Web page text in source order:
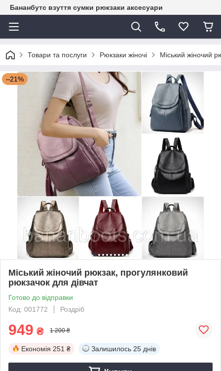
Бананбутс взуття сумки рюкзаки аксесуари
Товари та послуги Рюкзаки жіночі Міський жіночий
–21%
Міський жіночий рюкзак, прогулянковий
рюкзачок для дівчат
Готово до відправки
Код: 001772
Роздріб
949 ₴ 1 200 ₴
Економія 251 ₴ Залишилось 25 днів